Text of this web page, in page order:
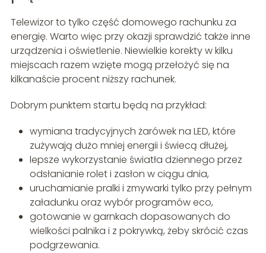
Telewizor to tylko część domowego rachunku za
energię. Warto więc przy okazji sprawdzić także inne
urządzenia i oświetlenie. Niewielkie korekty w kilku
miejscach razem wzięte mogą przełożyć się na
kilkanaście procent niższy rachunek.
Dobrym punktem startu będą na przykład:
wymiana tradycyjnych żarówek na LED, które
zużywają dużo mniej energii i świecą dłużej,
lepsze wykorzystanie światła dziennego przez
odsłanianie rolet i zasłon w ciągu dnia,
uruchamianie pralki i zmywarki tylko przy pełnym
załadunku oraz wybór programów eco,
gotowanie w garnkach dopasowanych do
wielkości palnika i z pokrywką, żeby skrócić czas
podgrzewania.